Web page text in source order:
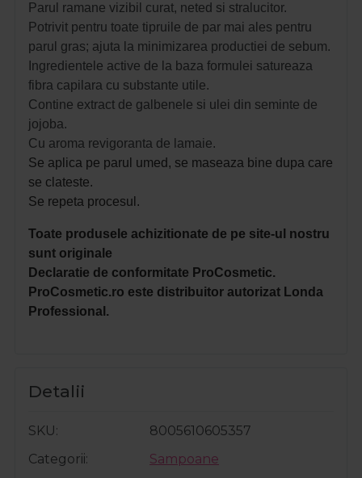
Parul ramane vizibil curat, neted si stralucitor.
Potrivit pentru toate tipruile de par mai ales pentru
parul gras; ajuta la minimizarea productiei de sebum.
Ingredientele active de la baza formulei satureaza
fibra capilara cu substante utile.
Contine extract de galbenele si ulei din seminte de
jojoba.
Cu aroma revigoranta de lamaie.
Se aplica pe parul umed, se maseaza bine dupa care
se clateste.
Se repeta procesul.
Toate produsele achizitionate de pe site-ul nostru
sunt originale
Declaratie de conformitate ProCosmetic.
ProCosmetic.ro este distribuitor autorizat Londa
Professional.
Detalii
SKU
8005610605357
Categorii
Sampoane